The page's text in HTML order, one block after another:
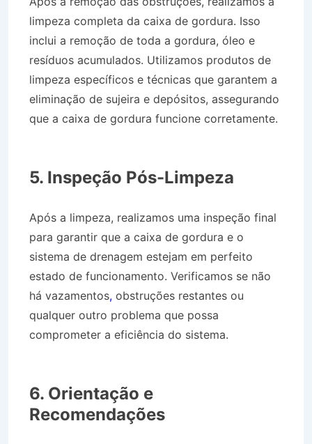
limpeza completa da caixa de gordura. Isso
inclui a remoção de toda a gordura, óleo e
resíduos acumulados. Utilizamos produtos de
limpeza específicos e técnicas que garantem a
eliminação de sujeira e depósitos, assegurando
que a caixa de gordura funcione corretamente.
5. Inspeção Pós-Limpeza
Após a limpeza, realizamos uma inspeção final
para garantir que a caixa de gordura e o
sistema de drenagem estejam em perfeito
estado de funcionamento. Verificamos se não
há vazamentos, obstruções restantes ou
qualquer outro problema que possa
comprometer a eficiência do sistema.
6. Orientação e
Recomendações